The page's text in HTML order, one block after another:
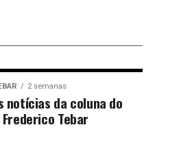
2 semanas
notícias da coluna do
Tebar